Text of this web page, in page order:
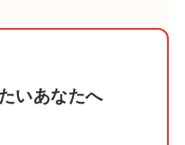
いあなたへ